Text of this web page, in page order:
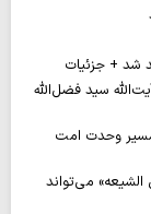
شد + جزئیات
سید فضل‌الله
مسیر وحدت امت
می‌تواند